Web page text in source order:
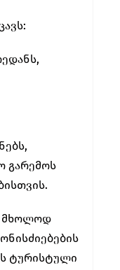
გარემოს
მხოლოდ
ტურისტული